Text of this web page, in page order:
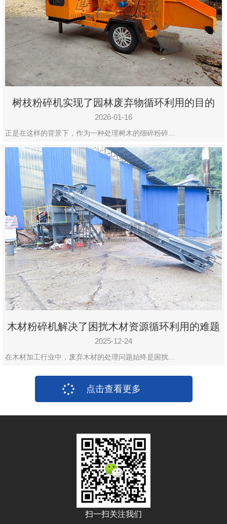
树枝粉碎机实现了园林废弃物循环利用的目的
2026-01-16
正是在这样的背景下，作为一种处理树木的细碎粉碎…
木材粉碎机解决了困扰木材资源循环利用的难题
2025-12-24
在木材加工行业中，废弃木材的处理问题始终是困扰…
点击查看更多
扫一扫关注我们